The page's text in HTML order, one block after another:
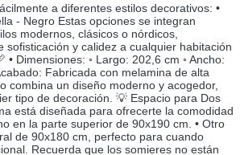
a diferentes estilos decorativos: •
- Negro Estas opciones se integran
modernos, clásicos o nórdicos,
sofisticación y calidez a cualquier habitación
• Dimensiones: ◦ Largo: 202,6 cm ◦ Ancho:
Fabricada con melamina de alta
combina un diseño moderno y acogedor,
tipo de decoración. 💡 Espacio para Dos
está diseñada para ofrecerte la comodidad
en la parte superior de 90x190 cm. • Otro
de 90x180 cm, perfecto para cuando
Recuerda que los somieres no están